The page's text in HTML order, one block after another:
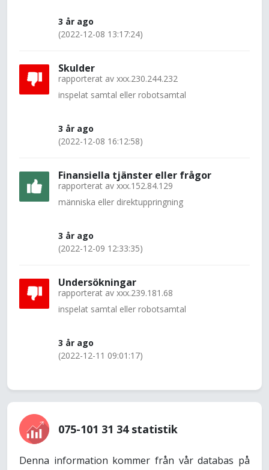
3 år ago
(2022-12-08 13:17:24)
Skulder
rapporterat av xxx.230.244.232
inspelat samtal eller robotsamtal
3 år ago
(2022-12-08 16:12:58)
Finansiella tjänster eller frågor
rapporterat av xxx.152.84.129
människa eller direktuppringning
3 år ago
(2022-12-09 12:33:35)
Undersökningar
rapporterat av xxx.239.181.68
inspelat samtal eller robotsamtal
3 år ago
(2022-12-11 09:01:17)
075-101 31 34 statistik
Denna information kommer från vår databas på